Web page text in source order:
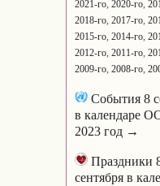
2021-го, 2020-го,
2018-го, 2017-го,
2015-го, 2014-го,
2012-го, 2011-го,
2009-го, 2008-го,
События 8
в календаре
2023 год →
Праздники
сентября в